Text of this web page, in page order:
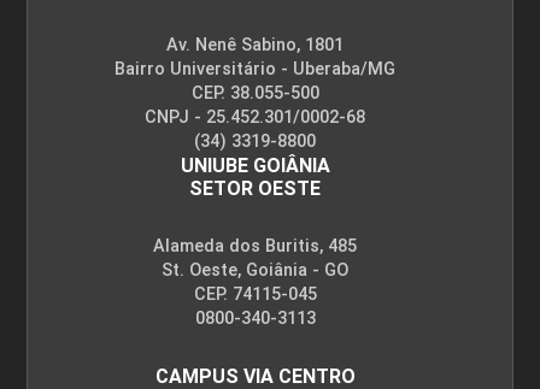
Av. Nenê Sabino, 1801
Bairro Universitário - Uberaba/MG
CEP. 38.055-500
CNPJ - 25.452.301/0002-68
(34) 3319-8800
UNIUBE GOIÂNIA
SETOR OESTE
Alameda dos Buritis, 485
St. Oeste, Goiânia - GO
CEP. 74115-045
0800-340-3113
CAMPUS VIA CENTRO